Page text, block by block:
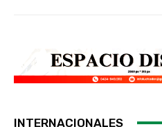
INTERNACIONALES